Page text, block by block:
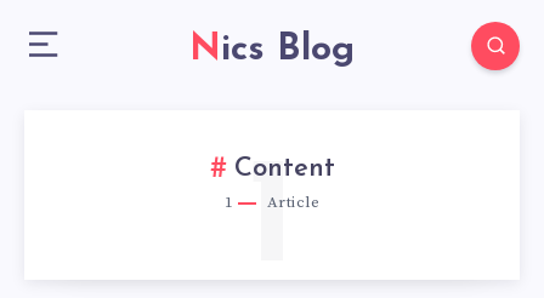
Nics Blog
Content
1 Article
1